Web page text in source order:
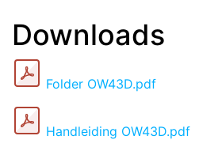
Downloads
Folder OW43D.pdf
Handleiding OW43D.pdf